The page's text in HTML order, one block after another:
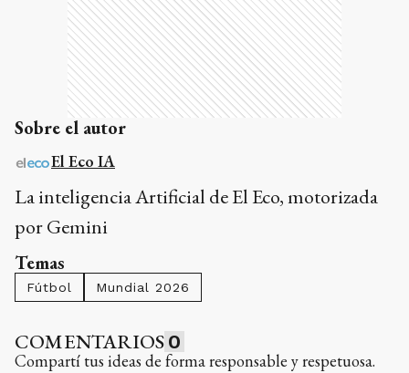
Sobre el autor
El Eco IA
La inteligencia Artificial de El Eco, motorizada
por Gemini
Temas
Fútbol Mundial 2026
COMENTARIOS 0
Compartí tus ideas de forma responsable y respetuosa.